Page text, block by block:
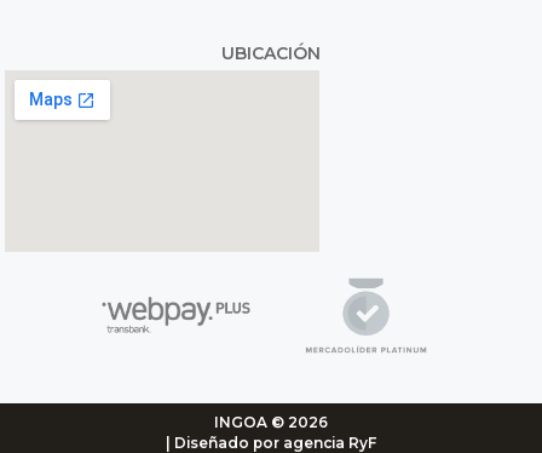
UBICACIÓN
INGOA © 2026
| Diseñado por agencia RyF